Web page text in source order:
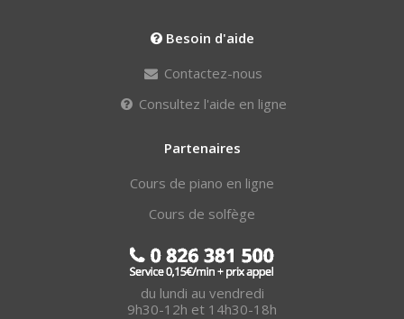
Besoin d'aide
Contactez-nous
Consultez l'aide en ligne
Partenaires
Cours de piano en ligne
Cours de solfège
du lundi au vendredi
9h30-12h et 14h30-18h